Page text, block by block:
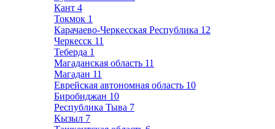
Кант 4
Токмок 1
Карачаево-Черкесская Республика 12
Черкесск 11
Теберда 1
Магаданская область 11
Магадан 11
Еврейская автономная область 10
Биробиджан 10
Республика Тыва 7
Кызыл 7